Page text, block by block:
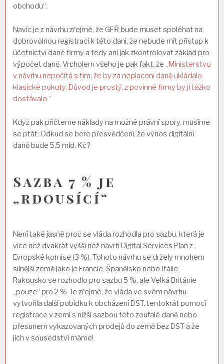
obchodu“.
Navíc je z návrhu zřejmé, že GFŘ bude muset spoléhat na
dobrovolnou registraci k této dani, že nebude mít přístup k
účetnictví dané firmy a tedy ani jak zkontrolovat základ pro
výpočet daně. Vrcholem všeho je pak fakt, že „Ministerstvo
v návrhu nepočítá s tím, že by za neplacení daně ukládalo
klasické pokuty. Důvod je prostý, z povinné firmy by ji těžko
dostávalo.“
Když pak přičteme náklady na možné právní spory, musíme
se ptát: Odkud se bere přesvědčení, že výnos digitální
daně bude 5,5 mld. Kč?
Sazba 7 % je
„rdousící“
Není také jasné proč se vláda rozhodla pro sazbu, která je
více než dvakrát vyšší než návrh Digital Services Plan z
Evropské komise (3 %). Tohoto návrhu se držely mnohem
silnější země jako je Francie, Španělsko nebo Itálie.
Rakousko se rozhodlo pro sazbu 5 %, ale Velká Británie
„pouze“ pro 2 %. Je zřejmé, že vláda ve svém návrhu
vytvořila další pobídku k obcházení DST, tentokrát pomocí
registrace v zemi s nižší sazbou této zoufalé daně nebo
přesunem vykazovaných prodejů do země bez DST a že
jich v sousedství máme!